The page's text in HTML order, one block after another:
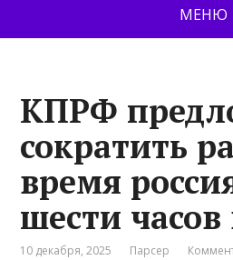
МЕНЮ
КПРФ
сократить
время
шести часов
10 декабря, 2025 Парсер